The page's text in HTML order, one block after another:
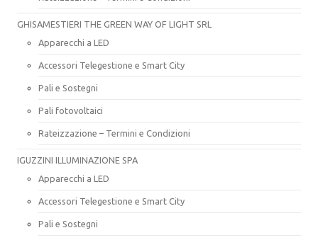
GHISAMESTIERI THE GREEN WAY OF LIGHT SRL
Apparecchi a LED
Accessori Telegestione e Smart City
Pali e Sostegni
Pali fotovoltaici
Rateizzazione – Termini e Condizioni
IGUZZINI ILLUMINAZIONE SPA
Apparecchi a LED
Accessori Telegestione e Smart City
Pali e Sostegni